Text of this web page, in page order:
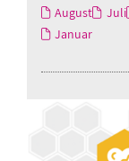
August
Juli
Januar